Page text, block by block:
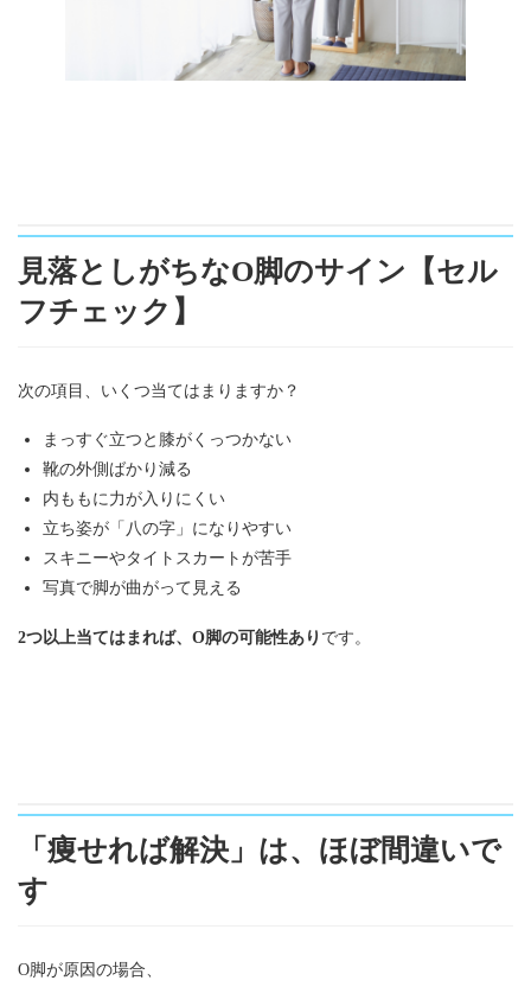
見落としがちなO脚のサイン【セル
フチェック】
次の項目、いくつ当てはまりますか？
まっすぐ立つと膝がくっつかない
靴の外側ばかり減る
内ももに力が入りにくい
立ち姿が「八の字」になりやすい
スキニーやタイトスカートが苦手
写真で脚が曲がって見える
2つ以上当てはまれば、O脚の可能性あり です。
「痩せれば解決」は、ほぼ間違いで
す
O脚が原因の場合、